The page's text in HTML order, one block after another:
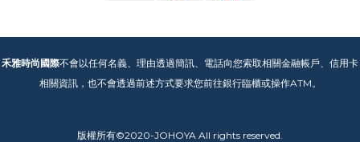
禾雅時尚國際不會以任何名義、理由透過簡訊、電話向您索取相關金融帳戶、信用卡
相關資訊，也不會透過前述方式要求您前往銀行臨櫃或操作ATM。
版權所有©2020-JOHOYA All rights reserved.